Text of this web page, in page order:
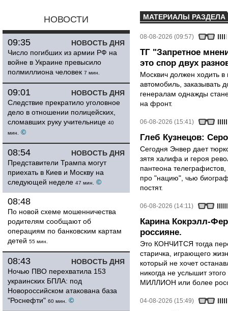
НОВОСТИ
НОВОСТЬ ДНЯ
09:35
Число погибших из армии РФ на
войне в Украине превысило
полмиллиона человек 7 мин.
НОВОСТЬ ДНЯ
09:01
Следствие прекратило уголовное
дело в отношении полицейских,
сломавших руку учительнице 40
мин.
©
НОВОСТЬ ДНЯ
08:54
Представители Трампа могут
приехать в Киев и Москву на
следующей неделе 47 мин. ©
08:48
По новой схеме мошенничества
родителям сообщают об
операциям по банковским картам
детей 55 мин.
НОВОСТЬ ДНЯ
08:43
Ночью ПВО перехватила 153
украинских БПЛА: под
Новороссийском атакована база
"Роснефти" 60 мин. ©
МАТЕРИАЛЫ РАЗДЕЛА
08-08-2026 (09:57)
ТГ "Запретное
это спор двух
Москвич должен ходить в
автомобиль, заказывать
генералам однажды
на фронт.
06-08-2026 (15:41)
Глеб Кузнецов:
Сегодня Энвер дает
зятя халифа и героя
пантеона
про "нацию", чью
постят.
06-08-2026 (14:11)
Карина Кокрэлл-
россияне.
Это КОНЧИТСЯ тогда
старичка, играющего
который не хочет
никогда не услышит
МИЛЛИОН или более
04-08-2026 (15:49)